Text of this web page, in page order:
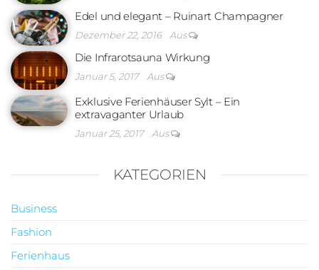
Edel und elegant – Ruinart Champagner
Dezember 22, 2016 Aus
Die Infrarotsauna Wirkung
Januar 5, 2017 Aus
Exklusive Ferienhäuser Sylt – Ein
extravaganter Urlaub
Januar 25, 2017 Aus
KATEGORIEN
Business
Fashion
Ferienhaus